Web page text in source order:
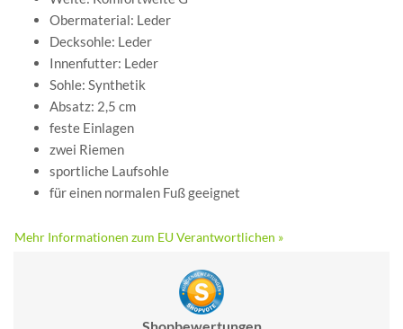
Obermaterial: Leder
Decksohle: Leder
Innenfutter: Leder
Sohle: Synthetik
Absatz: 2,5 cm
feste Einlagen
zwei Riemen
sportliche Laufsohle
für einen normalen Fuß geeignet
Mehr Informationen zum EU Verantwortlichen »